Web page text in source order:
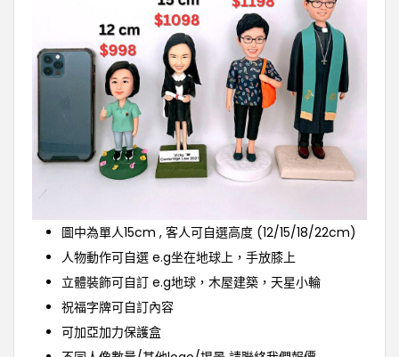
圖中為單人15cm , 客人可自選高度 (12/15/18/22cm)
人物動作可自選 e.g坐在地球上，手放膝上
立體裝飾可自訂 e.g地球，木屋建築，天星小輪
祝福字牌可自訂內容
可加亞加力保護盒